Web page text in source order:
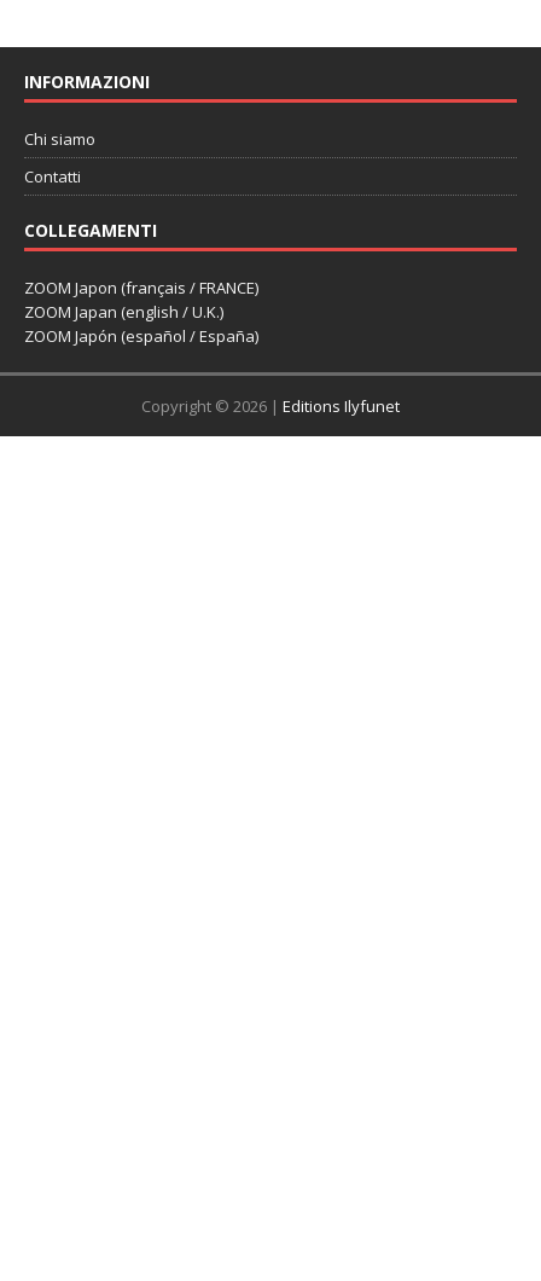
INFORMAZIONI
Chi siamo
Contatti
COLLEGAMENTI
ZOOM Japon (français / FRANCE)
ZOOM Japan (english / U.K.)
ZOOM Japón (español / España)
Copyright © 2026 | Editions Ilyfunet